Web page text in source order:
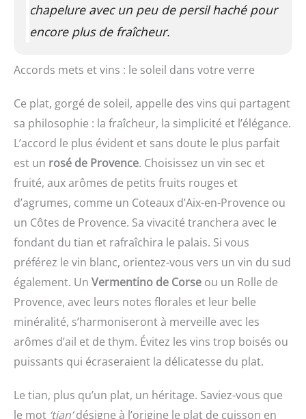
chapelure avec un peu de persil haché pour
encore plus de fraîcheur.
Accords mets et vins : le soleil dans votre verre
Ce plat, gorgé de soleil, appelle des vins qui partagent
sa philosophie : la fraîcheur, la simplicité et l’élégance.
L’accord le plus évident et sans doute le plus parfait
est un rosé de Provence. Choisissez un vin sec et
fruité, aux arômes de petits fruits rouges et
d’agrumes, comme un Coteaux d’Aix-en-Provence ou
un Côtes de Provence. Sa vivacité tranchera avec le
fondant du tian et rafraîchira le palais. Si vous
préférez le vin blanc, orientez-vous vers un vin du sud
également. Un Vermentino de Corse ou un Rolle de
Provence, avec leurs notes florales et leur belle
minéralité, s’harmoniseront à merveille avec les
arômes d’ail et de thym. Évitez les vins trop boisés ou
puissants qui écraseraient la délicatesse du plat.
Le tian, plus qu’un plat, un héritage. Saviez-vous que
le mot ‘tian’désigne à l’origine le plat de cuisson en